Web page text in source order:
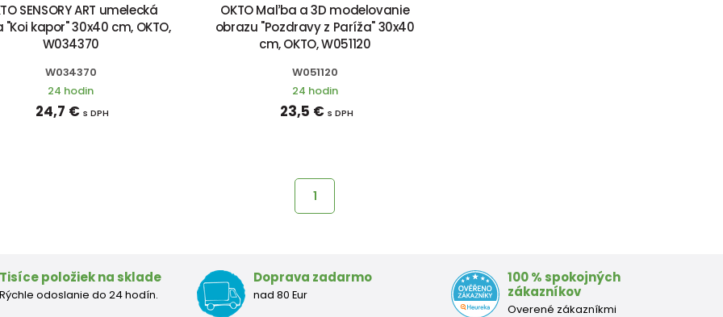
SENSORY ART umelecká
kapor" 30x40 cm, OKTO,
W034370
W034370
24 hodin
24,7 € s DPH
OKTO Maľba a 3D modelovanie
obrazu "Pozdravy z Paríža" 30x40
cm, OKTO, W051120
W051120
24 hodin
23,5 € s DPH
1
položiek na sklade
odoslanie do 24 hodín.
Doprava zadarmo
nad 80 Eur
100 % spokojných
zákazníkov
Overené zákazníkmi